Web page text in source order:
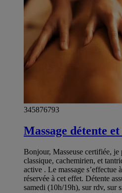
345876793
Massage détente
Bonjour, Masseuse certifiée, je
classique, cachemirien, et
active . Le massage s’effectue
réservée à cet effet. Détente
samedi (10h/19h), sur rdv, sur